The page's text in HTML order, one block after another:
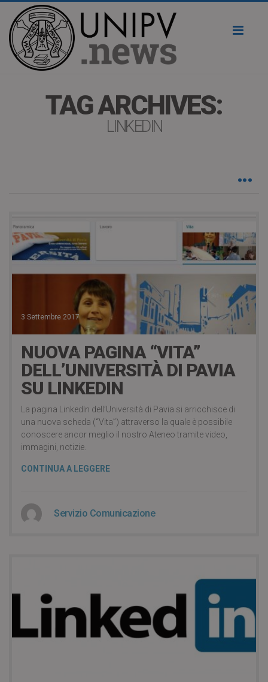
TAG ARCHIVES:
LINKEDIN
3 Settembre 2017
NUOVA PAGINA “VITA”
DELL’UNIVERSITÀ DI PAVIA
SU LINKEDIN
La pagina LinkedIn dell’Università di Pavia si arricchisce di
una nuova scheda (“Vita”) attraverso la quale è possibile
conoscere ancor meglio il nostro Ateneo tramite video,
immagini, notizie.
CONTINUA A LEGGERE
Servizio Comunicazione